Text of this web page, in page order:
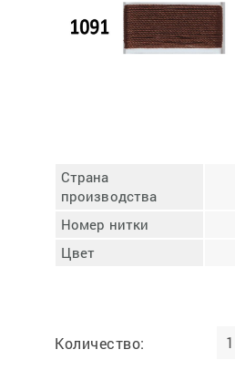
Страна
производства
Номер нитки
Цвет
Количество: